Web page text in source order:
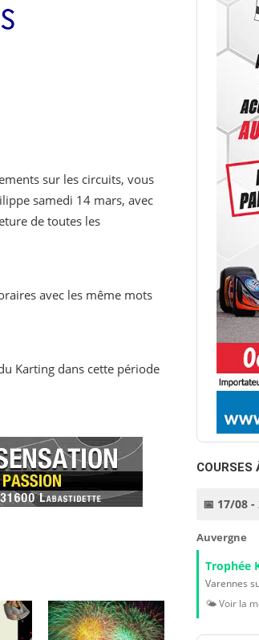
sur les circuits, vous
samedi 14 mars, avec
de toutes les
avec les même mots
Karting dans cette période
COURSES
📅 17/08
Auvergne
Trophée
Varennes
🌤️ Voir la